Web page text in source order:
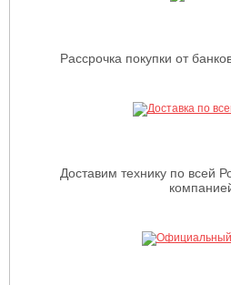
Рассрочка покупки от
Доставим технику по всей